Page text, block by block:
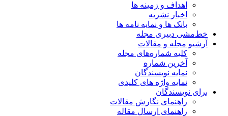
اهداف و زمینه ها
اخبار نشریه
بانک ها و نمایه نامه ها
خط‌مشی دبیری مجله
آرشیو مجله و مقالات
کلیه شماره‌های مجله
آخرین شماره
نمایه نویسندگان
نمایه واژه های کلیدی
برای نویسندگان
راهنمای نگارش مقالات
راهنمای ارسال مقاله